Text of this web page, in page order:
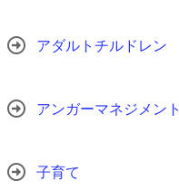
アダルトチルドレン
アンガーマネジメント
子育て